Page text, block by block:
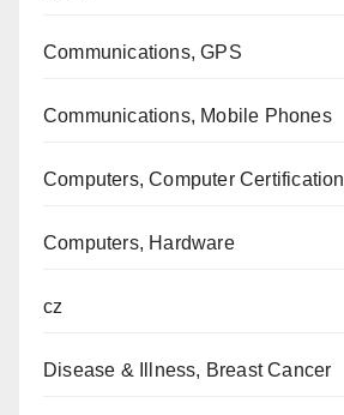
Communications, GPS
Communications, Mobile Phones
Computers, Computer Certification
Computers, Hardware
cz
Disease & Illness, Breast Cancer